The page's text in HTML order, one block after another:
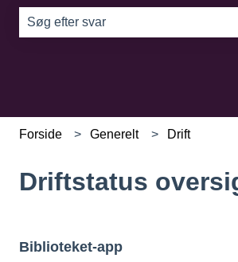
Forside Generelt Drift
Driftstatus
Biblioteket-app